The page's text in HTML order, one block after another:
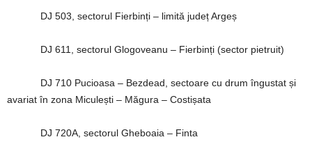
DJ 503, sectorul Fierbinți – limită județ Argeș
DJ 611, sectorul Glogoveanu – Fierbinți (sector pietruit)
DJ 710 Pucioasa – Bezdead, sectoare cu drum îngustat și
avariat în zona Miculești – Măgura – Costișata
DJ 720A, sectorul Gheboaia – Finta